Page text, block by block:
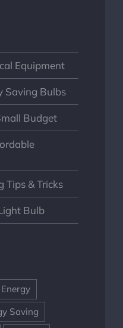
Equipment
Saving Bulbs
Budget
Tips & Tricks
Bulb
Energy
Saving